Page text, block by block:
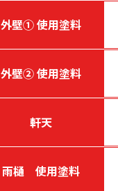
外壁① 使用塗料
外壁② 使用塗料
軒天
雨樋 使用塗料